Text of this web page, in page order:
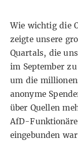
Wie wichtig die
zeigte unsere
Quartals, die
im September
um die
anonyme
über Quellen
AfD-
eingebunden